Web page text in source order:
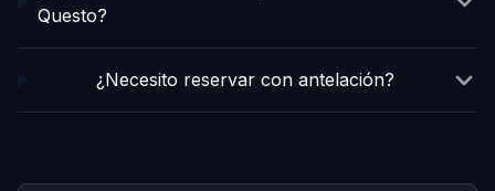
Questo?
¿Necesito reservar con antelación?